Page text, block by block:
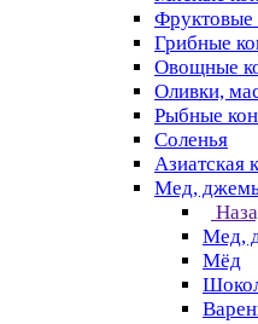
Фруктовые
Грибные
Овощные
Оливки,
Рыбные
Соленья
Азиатская
Мед,
Мед,
Мёд